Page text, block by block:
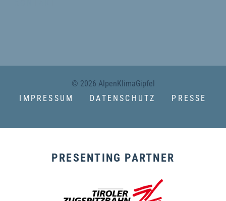
© 2026 AlpenKlimaGipfel
IMPRESSUM
DATENSCHUTZ PRESSE
PRESENTING PARTNER